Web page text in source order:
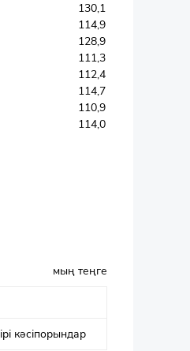
130,1
114,9
128,9
111,3
112,4
114,7
110,9
114,0
мың теңге
ірі кәсіпорындар